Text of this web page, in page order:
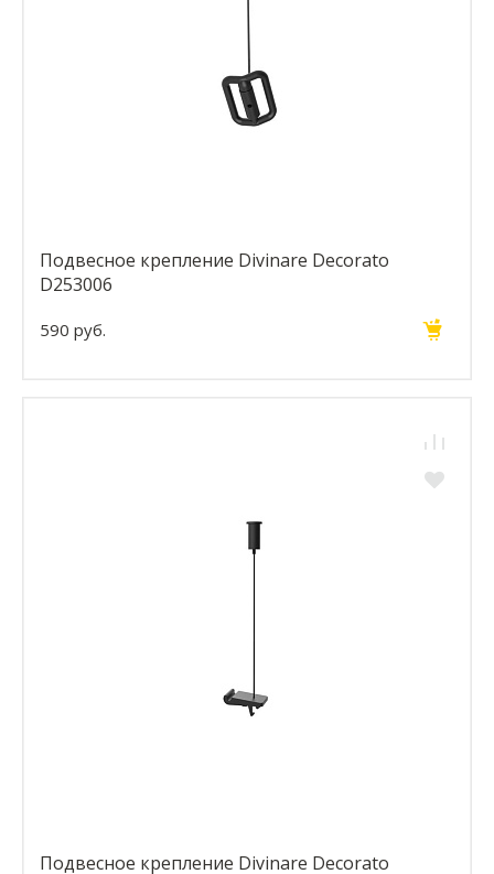
Подвесное крепление Divinare Decorato
D253006
590 руб.
Подвесное крепление Divinare Decorato